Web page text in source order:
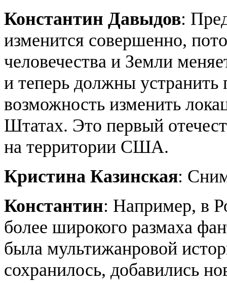
Константин Давыдов:
изменится совершенно,
человечества и Земли
и теперь должны устранить
возможность изменить
Штатах. Это первый
на территории США.
Кристина Казинская:
Константин: Например, в
более широкого размаха
была мультижанровой
сохранилось, добавились